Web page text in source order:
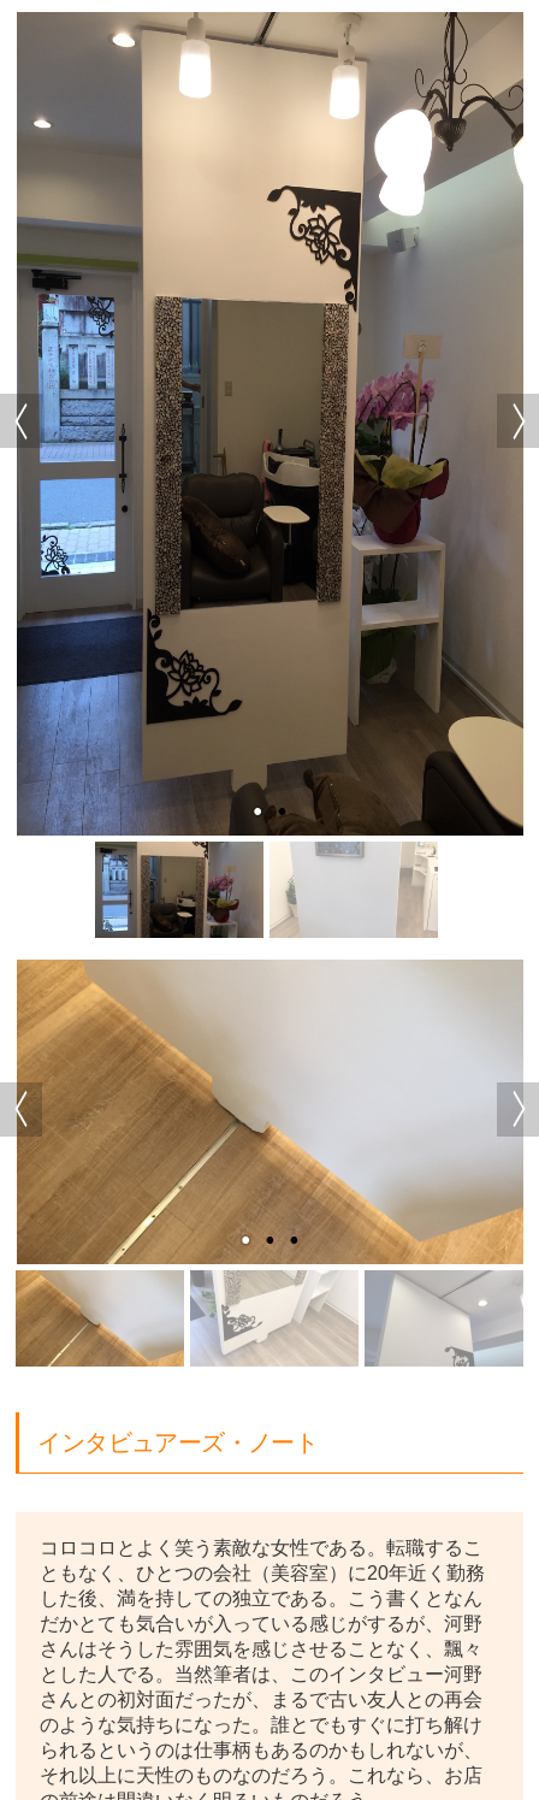
インタビュアーズ・ノート
コロコロとよく笑う素敵な女性である。転職するこ
ともなく、ひとつの会社（美容室）に20年近く勤務
した後、満を持しての独立である。こう書くとなん
だかとても気合いが入っている感じがするが、河野
さんはそうした雰囲気を感じさせることなく、飄々
とした人でる。当然筆者は、このインタビュー河野
さんとの初対面だったが、まるで古い友人との再会
のような気持ちになった。誰とでもすぐに打ち解け
られるというのは仕事柄もあるのかもしれないが、
それ以上に天性のものなのだろう。これなら、お店